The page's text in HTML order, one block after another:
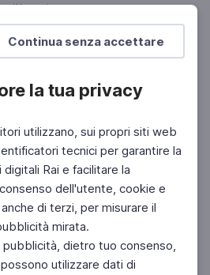
Continua senza accettare
la tua privacy
utilizzano, sui propri siti web
tecnici per garantire la
Rai e facilitare la
dell'utente, cookie e
di terzi, per misurare il
mirata.
pubblicità, dietro tuo consenso,
utilizzare dati di
DEGLI ADULTI